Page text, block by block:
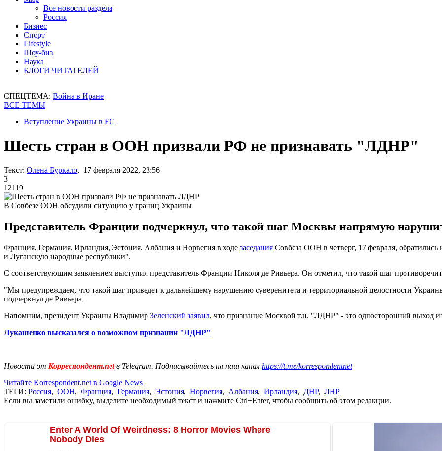
Все новости раздела
Россия
Бизнес
Спорт
Lifestyle
Шоу-биз
Наука
БЛОГИ ЧИТАТЕЛЕЙ
СПЕЦТЕМА: Война в Иране
ВСЕ ТЕМЫ
Вступление Украины в ЕС
Шесть стран в ООН призвали РФ не признавать "ЛДНР"
Текст: Олена Буркало, 17 февраля 2022, 23:56
3
12119
В Совбезе ООН обсудили ситуацию у границ Украины
Представитель Франции подчеркнул, что такой шаг Москвы напрямую
Франция, Германия, Ирландия, Эстония, Албания и Норвегия в ходе заседания Совбеза ООН в четверг, 17 февраля,
и Луганскую народные республики".
С соответствующим заявлением выступил представитель Франции Николя де Ривьера. Он отметил, что такой шаг
"Мы предупреждаем, что такой шаг приведет к дальнейшему нарушению суверенитета и территориальной целостности
подчеркнул де Ривьера.
Напомним, президент Украины Владимир Зеленский заявил, что признание Москвой т.н. "ЛДНР" - это односторонний выход
Лукашенко высказался о возможном признании "ЛДНР"
Новости от Корреспондент.netв Telegram. Подписывайтесь на наш канал https://t.me/korrespondentnet
Читайте Korrespondent.net в Google News
ТЕГИ: Россия, ООН, Франция, Германия, Эстония, Норвегия, Албания, Ирландия, ДНР, ЛНР
Если вы заметили ошибку, выделите необходимый текст и нажмите Ctrl+Enter, чтобы сообщить об этом редакции.